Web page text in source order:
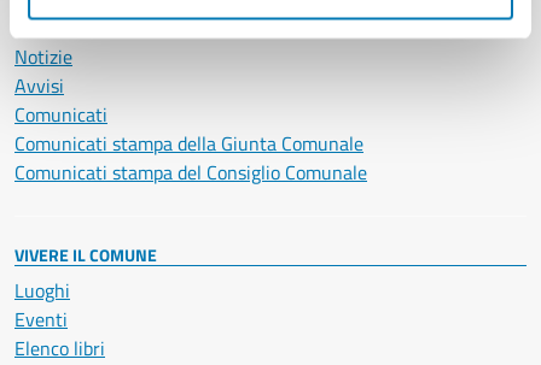
NOVITÀ
Notizie
Avvisi
Comunicati
Comunicati stampa della Giunta Comunale
Comunicati stampa del Consiglio Comunale
VIVERE IL COMUNE
Luoghi
Eventi
Elenco libri